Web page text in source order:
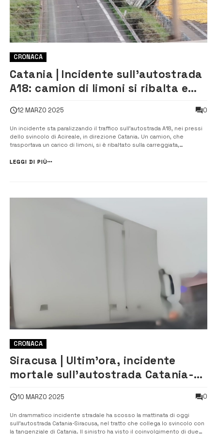
CRONACA
Catania | Incidente sull’autostrada
A18: camion di limoni si ribalta e
12 MARZO 2025 0
Un incidente sta paralizzando il traffico sull’autostrada A18, nei pressi
dello svincolo di Acireale, in direzione Catania. Un camion, che
trasportava un carico di limoni, si è ribaltato sulla carreggiata,
rendono difficile il passaggio dei veicoli, creando disagi e rall...
LEGGI DI PIÙ
CRONACA
Siracusa | Ultim’ora, incidente
mortale sull’autostrada Catania-
10 MARZO 2025 0
Un drammatico incidente stradale ha scosso la mattinata di oggi
sull’autostrada Catania-Siracusa, nel tratto che collega lo svincolo con
la tangenziale di Catania. Il sinistro ha visto il coinvolgimento di due